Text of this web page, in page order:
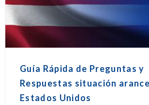
Guía Rápida de Preguntas y
Respuestas situación
Estados Unidos